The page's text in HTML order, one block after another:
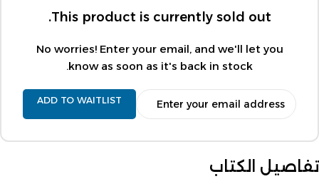
This product is currently sold out.
No worries! Enter your email, and we'll let you
know as soon as it's back in stock.
ADD TO WAITLIST
تفاصيل الكتاب